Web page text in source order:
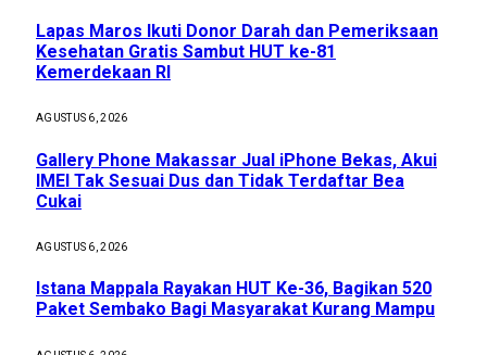
Lapas Maros Ikuti Donor Darah dan Pemeriksaan
Kesehatan Gratis Sambut HUT ke-81
Kemerdekaan RI
AGUSTUS 6, 2026
Gallery Phone Makassar Jual iPhone Bekas, Akui
IMEI Tak Sesuai Dus dan Tidak Terdaftar Bea
Cukai
AGUSTUS 6, 2026
Istana Mappala Rayakan HUT Ke-36, Bagikan 520
Paket Sembako Bagi Masyarakat Kurang Mampu